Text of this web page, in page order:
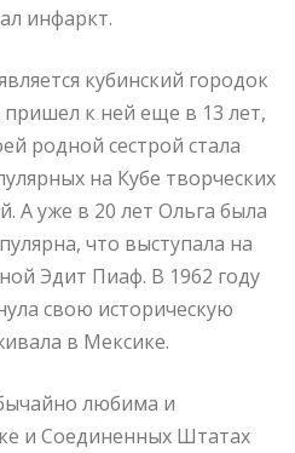
инфаркт.
кубинский городок
к ней еще в 13 лет,
родной сестрой стала
на Кубе творческих
А уже в 20 лет Ольга была
что выступала на
Эдит Пиаф. В 1962 году
свою историческую
в Мексике.
любима и
и Соединенных Штатах